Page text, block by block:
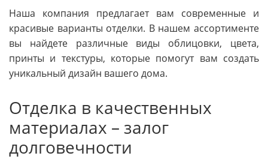
Наша компания предлагает вам современные и
красивые варианты отделки. В нашем ассортименте
вы найдете различные виды облицовки, цвета,
принты и текстуры, которые помогут вам создать
уникальный дизайн вашего дома.
Отделка в качественных
материалах – залог
долговечности